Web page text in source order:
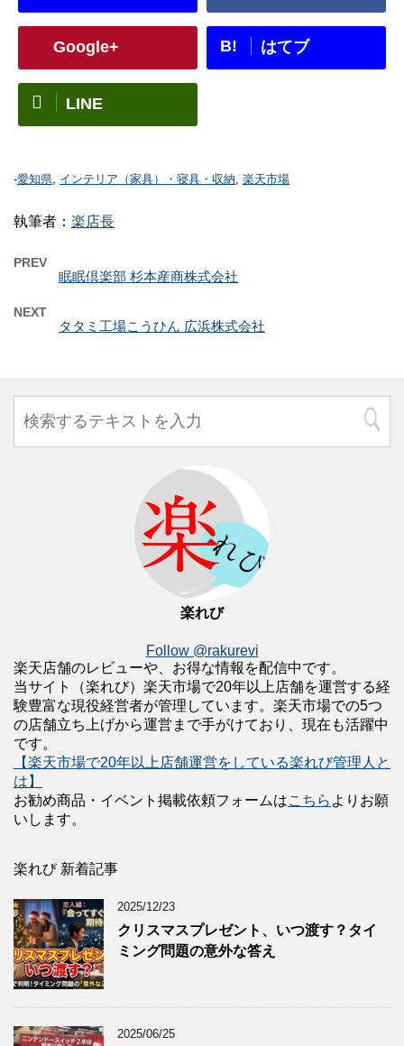
Google+ B! はてブ
LINE
-愛知県, インテリア（家具）・寝具・収納, 楽天市場
執筆者： 楽店長
PREV
眠眠倶楽部 杉本産商株式会社
NEXT
タタミ工場こうひん 広浜株式会社
楽れび
Follow @rakurevi
楽天店舗のレビューや、お得な情報を配信中です。
当サイト（楽れび）楽天市場で20年以上店舗を運営する経
験豊富な現役経営者が管理しています。楽天市場での5つ
の店舗立ち上げから運営まで手がけており、現在も活躍中
です。
【楽天市場で20年以上店舗運営をしている楽れび管理人と
は】
お勧め商品・イベント掲載依頼フォームはこちら よりお願
いします。
楽れび 新着記事
2025/12/23
クリスマスプレゼント、いつ渡す？タイ
ミング問題の意外な答え
2025/06/25